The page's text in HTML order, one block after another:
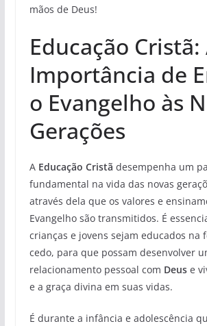
mãos de Deus!
Educação Cristã:
Importância de
o Evangelho às
Gerações
A Educação Cristã desempenha um
fundamental na vida das novas
através dela que os valores e
Evangelho são transmitidos. É
crianças e jovens sejam educados na
cedo, para que possam desenvolver
relacionamento pessoal com Deuse
e a graça divina em suas vidas.
É durante a infância e adolescência